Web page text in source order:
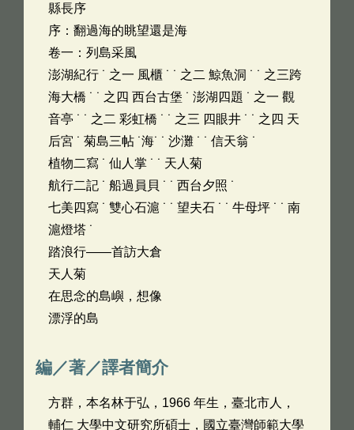
縣長序
序：翻過海的眺望還是海
卷一：列島采風
澎湖紀行 ˙ 之一 風櫃 ˙ ˙ 之二 鯨魚洞 ˙ ˙ 之三跨
海大橋 ˙ ˙ 之四 西台古堡 ˙ 澎湖四題 ˙ 之一 觀
音亭 ˙ ˙ 之二 彩虹橋 ˙ ˙ 之三 四眼井 ˙ ˙ 之四 天
后宮 ˙ 菊島三帖 ˙海˙ ˙ 沙灘 ˙ ˙ 信天翁 ˙
植物二寫 ˙ 仙人掌 ˙ ˙ 天人菊
航行二記 ˙ 船過員貝 ˙ ˙ 西台夕照 ˙
七美四寫 ˙ 雙心石滬 ˙ ˙ 望夫石 ˙ ˙ 牛母坪 ˙ ˙ 南
滬燈塔 ˙
踏浪行——首訪大倉
天人菊
在思念的島嶼，想像
漂浮的島
編／著／譯者簡介
方群，本名林于弘，1966 年生，臺北市人，
輔仁 大學中文研究所碩士，國立臺灣師範大學